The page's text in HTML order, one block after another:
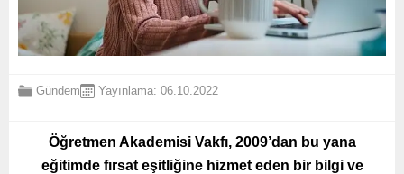
Gündem Yayınlama: 06.10.2022
Öğretmen Akademisi Vakfı, 2009’dan bu yana
eğitimde fırsat eşitliğine hizmet eden bir bilgi ve